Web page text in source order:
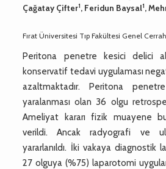
Çağatay Çifter1, Feridun Baysal1,
Fırat Üniversitesi Tıp Fakültesi Genel
Peritona penetre kesici delici
konservatif tedavi uygulaması
azaltmaktadır. Peritona
yaralanması olan 36 olgu
Ameliyat kararı fizik muayene
verildi. Ancak radyografi ve
yararlanıldı. İki vakaya diagnostik
27 olguya (%75) laparotomi